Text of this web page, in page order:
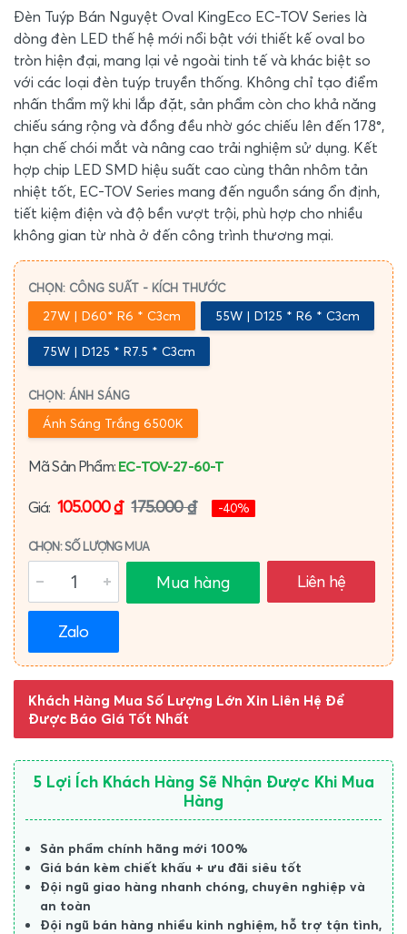
Đèn Tuýp Bán Nguyệt Oval KingEco EC-TOV Series là
dòng đèn LED thế hệ mới nổi bật với thiết kế oval bo
tròn hiện đại, mang lại vẻ ngoài tinh tế và khác biệt so
với các loại đèn tuýp truyền thống. Không chỉ tạo điểm
nhấn thẩm mỹ khi lắp đặt, sản phẩm còn cho khả năng
chiếu sáng rộng và đồng đều nhờ góc chiếu lên đến 178°,
hạn chế chói mắt và nâng cao trải nghiệm sử dụng. Kết
hợp chip LED SMD hiệu suất cao cùng thân nhôm tản
nhiệt tốt, EC-TOV Series mang đến nguồn sáng ổn định,
tiết kiệm điện và độ bền vượt trội, phù hợp cho nhiều
không gian từ nhà ở đến công trình thương mại.
CHỌN: CÔNG SUẤT - KÍCH THƯỚC
27W | D60* R6 * C3cm 55W | D125 * R6 * C3cm
75W | D125 * R7.5 * C3cm
CHỌN: ÁNH SÁNG
Ánh Sáng Trắng 6500K
Mã Sản Phẩm: EC-TOV-27-60-T
Giá: 105.000 ₫ 175.000 ₫ -40%
CHỌN: SỐ LƯỢNG MUA
Mua hàng Liên hệ
Zalo
Khách Hàng Mua Số Lượng Lớn Xin Liên Hệ Để
Được Báo Giá Tốt Nhất
5 Lợi Ích Khách Hàng Sẽ Nhận Được Khi Mua
Hàng
Sản phẩm chính hãng mới 100%
Giá bán kèm chiết khấu + ưu đãi siêu tốt
Đội ngũ giao hàng nhanh chóng, chuyên nghiệp và
an toàn
Đội ngũ bán hàng nhiều kinh nghiệm, hỗ trợ tận tình,